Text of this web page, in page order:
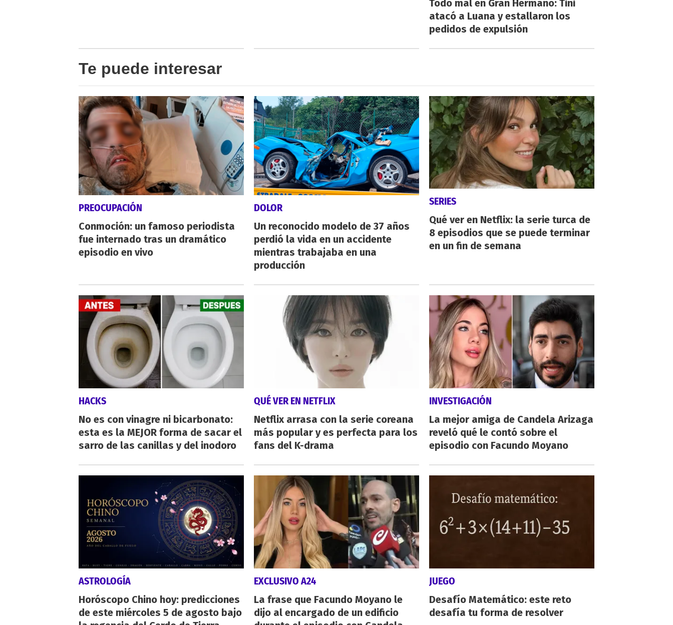
Todo mal en Gran Hermano: Tini
atacó a Luana y estallaron los
pedidos de expulsión
Te puede interesar
PREOCUPACIÓN
Conmoción: un famoso periodista
fue internado tras un dramático
episodio en vivo
DOLOR
Un reconocido modelo de 37 años
perdió la vida en un accidente
mientras trabajaba en una
producción
SERIES
Qué ver en Netflix: la serie turca de
8 episodios que se puede terminar
en un fin de semana
HACKS
No es con vinagre ni bicarbonato:
esta es la MEJOR forma de sacar el
sarro de las canillas y del inodoro
QUÉ VER EN NETFLIX
Netflix arrasa con la serie coreana
más popular y es perfecta para los
fans del K-drama
INVESTIGACIÓN
La mejor amiga de Candela Arizaga
reveló qué le contó sobre el
episodio con Facundo Moyano
ASTROLOGÍA
Horóscopo Chino hoy: predicciones
de este miércoles 5 de agosto bajo
EXCLUSIVO A24
La frase que Facundo Moyano le
dijo al encargado de un edificio
JUEGO
Desafío Matemático: este reto
desafía tu forma de resolver